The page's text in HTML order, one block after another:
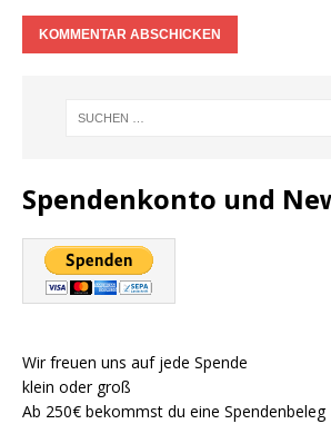
Spendenkonto und
Wir freuen uns auf jede Spende
klein oder groß
Ab 250€ bekommst du eine Spendenbeleg